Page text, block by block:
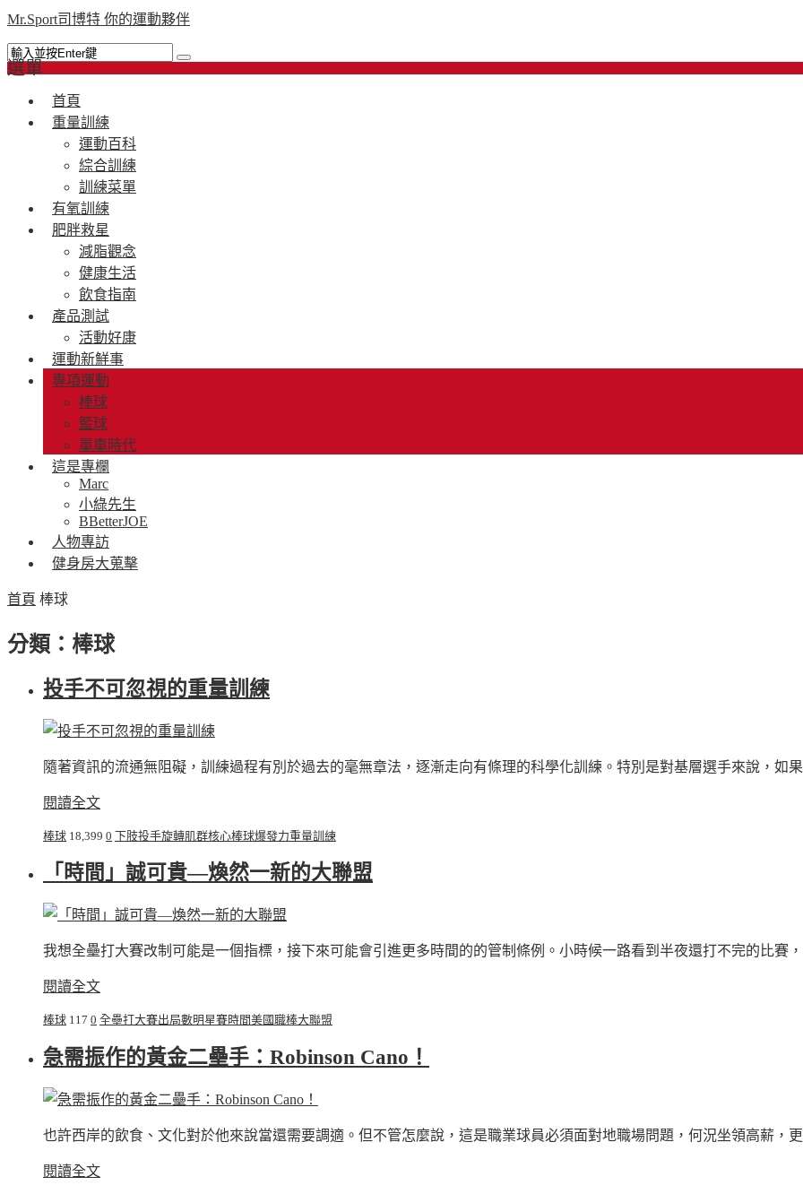
Mr.Sport司博特 你的運動夥伴
選單
首頁
重量訓練
運動百科
綜合訓練
訓練菜單
有氧訓練
肥胖救星
減脂觀念
健康生活
飲食指南
產品測試
活動好康
運動新鮮事
專項運動
棒球
籃球
單車時代
這是專欄
Marc
小綠先生
BBetterJOE
人物專訪
健身房大蒐擊
首頁 棒球
分類：棒球
投手不可忽視的重量訓練
隨著資訊的流通無阻礙，訓練過程有別於過去的毫無章法，逐漸走向有條理的科學化訓練。特別是對基層選手來說，如
閱讀全文
棒球 18,399 0 下肢投手旋轉肌群核心棒球爆發力重量訓練
「時間」誠可貴—煥然一新的大聯盟
我想全壘打大賽改制可能是一個指標，接下來可能會引進更多時間的的管制條例。小時候一路看到半夜還打不完的比賽
閱讀全文
棒球 117 0 全壘打大賽出局數明星賽時間美國職棒大聯盟
急需振作的黃金二壘手：Robinson Cano！
也許西岸的飲食、文化對於他來說當還需要調適。但不管怎麼說，這是職業球員必須面對地職場問題，何況坐領高薪，
閱讀全文